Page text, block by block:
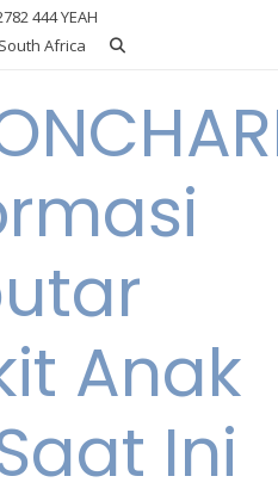
444 YEAH
Africa
Anak
Ini